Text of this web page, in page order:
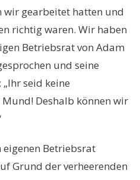
wir gearbeitet hatten und
richtig waren. Wir haben
Betriebsrat von Adam
und seine
seid keine
Deshalb können wir
Betriebsrat
Grund der verheerenden